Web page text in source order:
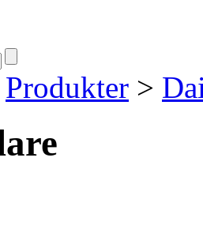
Produkter >